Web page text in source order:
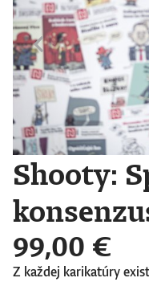
Shooty:
99,00 €
Z každej karikatúry